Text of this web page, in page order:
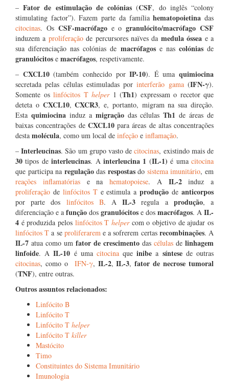
–Fator de estimulação de colónias (CSF, do inglês “colony
stimulating factor”). Fazem parte da famíliahematopoietina das
citocinas. Os CSF-macrófagoe ogranulócito/macrófago CSF
induzem a proliferaçãode percursores naïves da medula óssea e a
sua diferenciação nas colónias de macrófagose nas colóniasde
granulócitos e macrófagos, respetivamente.
– CXCL10(também conhecido porIP-10). É uma quimiocina
secretada pelas células estimuladas porinterferão gama(IFN-γ).
Somente os linfócitos T helper1 (Th1) expressam o recetor que
deteta o CXCL10,CXCR3, e, portanto, migram na sua direção.
Esta quimiocinainduz a migraçãodas célulasTh1 de áreas de
baixas concentrações de CXCL10para áreas de altas concentrações
desta molécula, como um local de infeção e inflamação.
–Interleucinas. São um grupo vasto decitocinas, existindo mais de
30 tipos deinterleucinas. Ainterleucina 1 (IL-1) é umacitocina
que participa na regulaçãodas respostasdo sistema imunitário, em
reações inflamatóriase na hematopoiese. A IL-2induz a
proliferação de linfócitos Te estimula aprodução deanticorpos
por parte dos linfócitos B. AIL-3 regula a produção, a
diferenciação e a função dos granulócitos e dos macrófagos. A IL-
4 é produzida pelos linfócitos Thelpercom o objetivo de ajudar os
linfócitos T a se proliferareme a sofrerem certas recombinações. A
IL-7 atua como um fator de crescimento das células de linhagem
linfoide. AIL-10 é uma citocinaqueinibe a síntesede outras
citocinas, como o IFN-γ, IL-2,IL-3,fator de necrose tumoral
(TNF), entre outras.
Outros assuntos relacionados:
Linfócito B
Linfócito T
Linfócito T helper
Linfócito T killer
Mastócito
Timo
Constituintes do Sistema Imunitário
Imunologia